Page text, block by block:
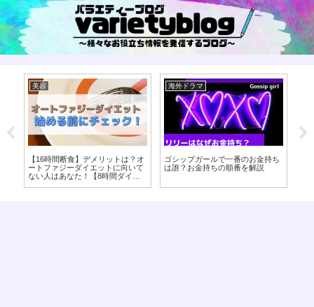
美容
【16時間断食】デメリットは？オ
ートファジーダイエットに向いて
ない人はあなた！【8時間ダイエ
海外ドラマ
ゴシップガールで一番のお金持ち
は誰？お金持ちの順番を解説